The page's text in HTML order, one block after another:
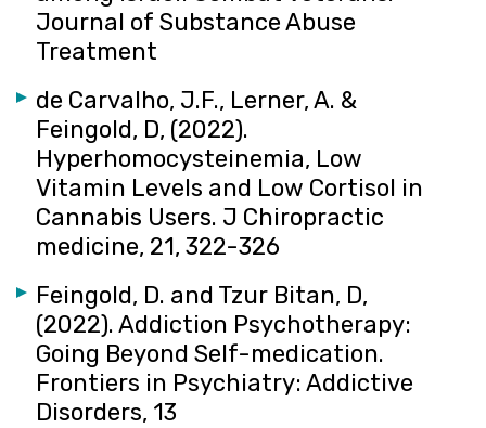
Journal of Substance Abuse
Treatment
de Carvalho, J.F., Lerner, A. &
Feingold, D, (2022).
Hyperhomocysteinemia, Low
Vitamin Levels and Low Cortisol in
Cannabis Users. J Chiropractic
medicine, 21, 322-326
Feingold, D. and Tzur Bitan, D,
(2022). Addiction Psychotherapy:
Going Beyond Self-medication.
Frontiers in Psychiatry: Addictive
Disorders, 13